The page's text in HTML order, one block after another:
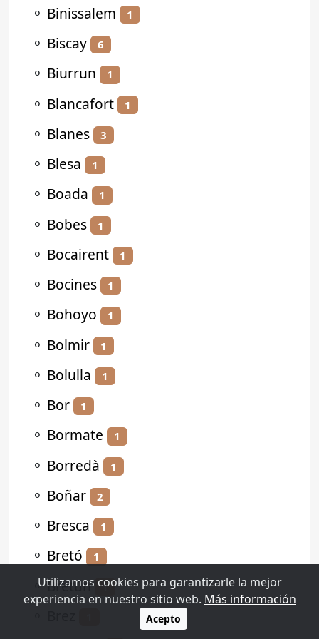
⚬ Binissalem 1
⚬ Biscay 6
⚬ Biurrun 1
⚬ Blancafort 1
⚬ Blanes 3
⚬ Blesa 1
⚬ Boada 1
⚬ Bobes 1
⚬ Bocairent 1
⚬ Bocines 1
⚬ Bohoyo 1
⚬ Bolmir 1
⚬ Bolulla 1
⚬ Bor 1
⚬ Bormate 1
⚬ Borredà 1
⚬ Boñar 2
⚬ Bresca 1
⚬ Bretó 1
⚬Bretún 1
Utilizamos cookies para garantizarle la mejor
experiencia en nuestro sitio web. Más información
Acepto